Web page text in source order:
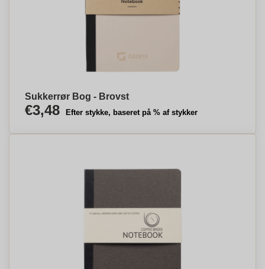
Sukkerrør Bog - Brovst
€3,48 Efter stykke, baseret på % af stykker